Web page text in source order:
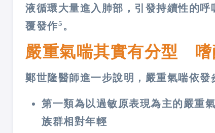
液循環大量進入肺部，引發持續性的
覆發作5 。
嚴重氣喘其實有分型 嗜
鄭世隆醫師進一步說明，嚴重氣喘依
第一類為以過敏原表現為主的嚴重
族群相對年輕